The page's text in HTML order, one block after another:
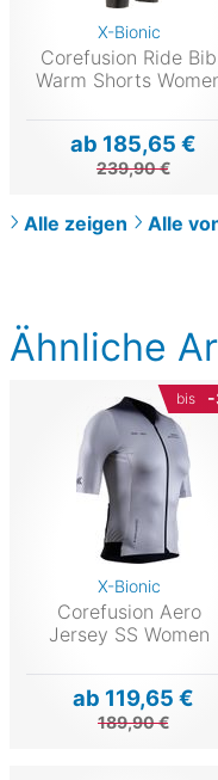
Ähnliche
bis -
X-Bionic
Corefusion Aero
Jersey SS Women
ab 119,65 €
189,90 €
X-Bionic
Corefusion Ride Bib
Warm Shorts
ab 185,65 €
239,90 €
Alle zeigen Alle